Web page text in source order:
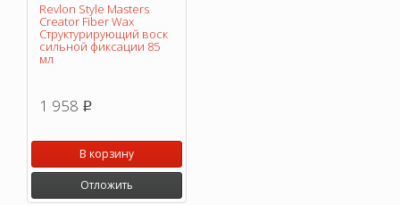
Revlon Style Masters
Creator Fiber Wax
Структурирующий воск
сильной фиксации 85
мл
1 958 p
В корзину
Отложить